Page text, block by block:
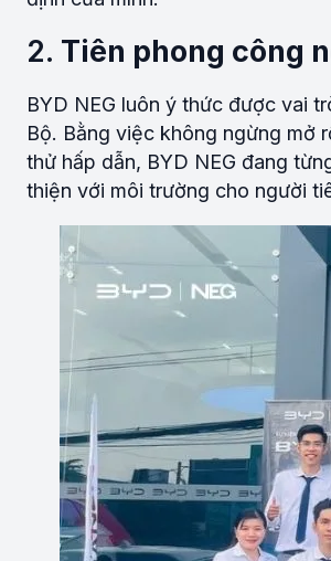
2. Tiên phong công
BYD NEG luôn ý thức được vai
Bộ. Bằng việc không ngừng mở
thử hấp dẫn, BYD NEG đang
thiện với môi trường cho người